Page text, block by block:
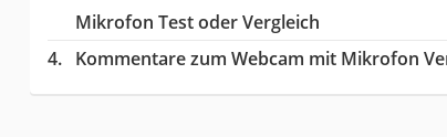
Mikrofon Test oder Vergleich
Kommentare zum Webcam mit Mikrofon